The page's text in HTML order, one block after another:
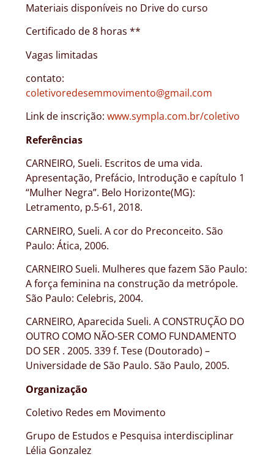
Materiais disponíveis no Drive do curso
Certificado de 8 horas **
Vagas limitadas
contato:
coletivoredesemmovimento@gmail.com
Link de inscrição: www.sympla.com.br/coletivo
Referências
CARNEIRO, Sueli. Escritos de uma vida.
Apresentação, Prefácio, Introdução e capítulo 1
“Mulher Negra”. Belo Horizonte(MG):
Letramento, p.5-61, 2018.
CARNEIRO, Sueli. A cor do Preconceito. São
Paulo: Ática, 2006.
CARNEIRO Sueli. Mulheres que fazem São Paulo:
A força feminina na construção da metrópole.
São Paulo: Celebris, 2004.
CARNEIRO, Aparecida Sueli. A CONSTRUÇÃO DO
OUTRO COMO NÃO-SER COMO FUNDAMENTO
DO SER . 2005. 339 f. Tese (Doutorado) –
Universidade de São Paulo. São Paulo, 2005.
Organização
Coletivo Redes em Movimento
Grupo de Estudos e Pesquisa interdisciplinar
Lélia Gonzalez